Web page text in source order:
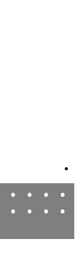
• • •
•
• • •
•